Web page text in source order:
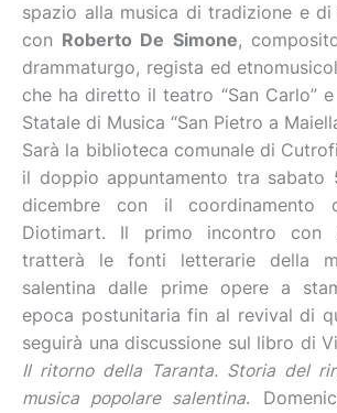
spazio alla musica di tradizione e
con Roberto De Simone,
drammaturgo, regista ed
che ha diretto il teatro “San Carlo”
Statale di Musica “San Pietro a
Sarà la biblioteca comunale di
il doppio appuntamento tra sabato
dicembre con il coordinamento
Diotimart. Il primo incontro con
tratterà le fonti letterarie della
salentina dalle prime opere a
epoca postunitaria fin al revival di
seguirà una discussione sul libro di
Il ritorno della Taranta. Storia del
musica popolare salentina.